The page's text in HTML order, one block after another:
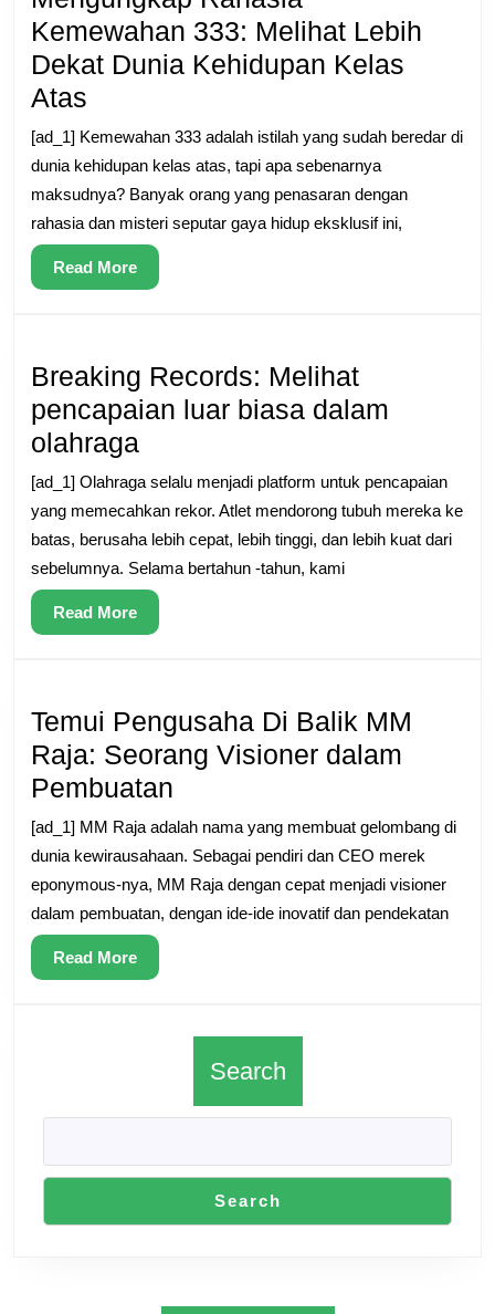
Kemewahan 333: Melihat Lebih
Dekat Dunia Kehidupan Kelas
Atas
Rahasia
Kemewahan
333:
Melihat
Lebih
Dekat
Kehidupan
Kelas
Atas
[ad_1] Kemewahan 333 adalah istilah yang sudah beredar di
dunia kehidupan kelas atas, tapi apa sebenarnya
maksudnya? Banyak orang yang penasaran dengan
rahasia dan misteri seputar gaya hidup eksklusif ini,
Read MoreRead
More
Breaking Records: Melihat
pencapaian luar biasa dalam
olahraga
Records:
Melihat
pencapaian
luar
biasa
dalam
[ad_1] Olahraga selalu menjadi platform untuk pencapaian
yang memecahkan rekor. Atlet mendorong tubuh mereka ke
batas, berusaha lebih cepat, lebih tinggi, dan lebih kuat dari
sebelumnya. Selama bertahun -tahun, kami
Read MoreRead
More
Temui Pengusaha Di Balik MM
Raja: Seorang Visioner dalam
Pembuatan
Pengusaha
Di
Balik
MM
Pembuatan
[ad_1] MM Raja adalah nama yang membuat gelombang di
dunia kewirausahaan. Sebagai pendiri dan CEO merek
eponymous-nya, MM Raja dengan cepat menjadi visioner
dalam pembuatan, dengan ide-ide inovatif dan pendekatan
Read MoreRead
More
Search
Search